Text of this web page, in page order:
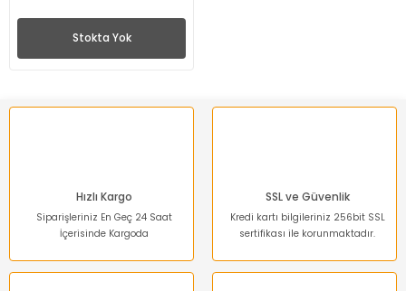
Stokta Yok
Hızlı Kargo
Siparişleriniz En Geç 24 Saat
İçerisinde Kargoda
SSL ve Güvenlik
Kredi kartı bilgileriniz 256bit SSL
sertifikası ile korunmaktadır.